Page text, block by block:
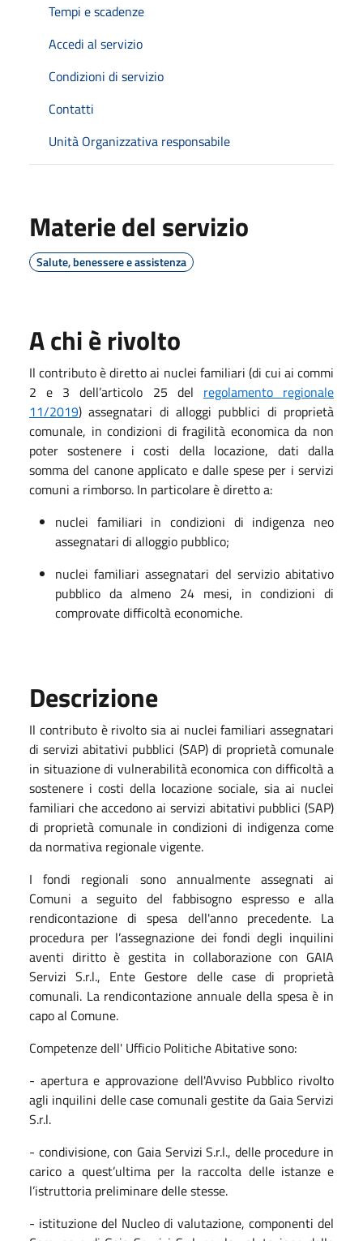
Tempi e scadenze
Accedi al servizio
Condizioni di servizio
Contatti
Unità Organizzativa responsabile
Materie del servizio
Salute, benessere e assistenza
A chi è rivolto
Il contributo è diretto ai nuclei familiari (di cui ai commi
2 e 3 dell’articolo 25 del regolamento regionale
11/2019) assegnatari di alloggi pubblici di proprietà
comunale, in condizioni di fragilità economica da non
poter sostenere i costi della locazione, dati dalla
somma del canone applicato e dalle spese per i servizi
comuni a rimborso. In particolare è diretto a:
nuclei familiari in condizioni di indigenza neo
assegnatari di alloggio pubblico;
nuclei familiari assegnatari del servizio abitativo
pubblico da almeno 24 mesi, in condizioni di
comprovate difficoltà economiche.
Descrizione
Il contributo è rivolto sia ai nuclei familiari assegnatari
di servizi abitativi pubblici (SAP) di proprietà comunale
in situazione di vulnerabilità economica con difficoltà a
sostenere i costi della locazione sociale, sia ai nuclei
familiari che accedono ai servizi abitativi pubblici (SAP)
di proprietà comunale in condizioni di indigenza come
da normativa regionale vigente.
I fondi regionali sono annualmente assegnati ai
Comuni a seguito del fabbisogno espresso e alla
rendicontazione di spesa dell'anno precedente. La
procedura per l’assegnazione dei fondi degli inquilini
aventi diritto è gestita in collaborazione con GAIA
Servizi S.r.l., Ente Gestore delle case di proprietà
comunali. La rendicontazione annuale della spesa è in
capo al Comune.
Competenze dell' Ufficio Politiche Abitative sono:
- apertura e approvazione dell'Avviso Pubblico rivolto
agli inquilini delle case comunali gestite da Gaia Servizi
S.r.l.
- condivisione, con Gaia Servizi S.r.l., delle procedure in
carico a quest’ultima per la raccolta delle istanze e
l’istruttoria preliminare delle stesse.
- istituzione del Nucleo di valutazione, componenti del